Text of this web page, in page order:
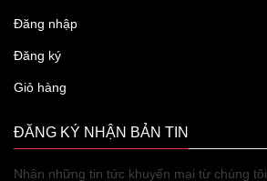
Đăng nhập
Đăng ký
Giỏ hàng
ĐĂNG KÝ NHẬN BẢN TIN
Nhận những tin tức khuyến mại từ chúng tôi